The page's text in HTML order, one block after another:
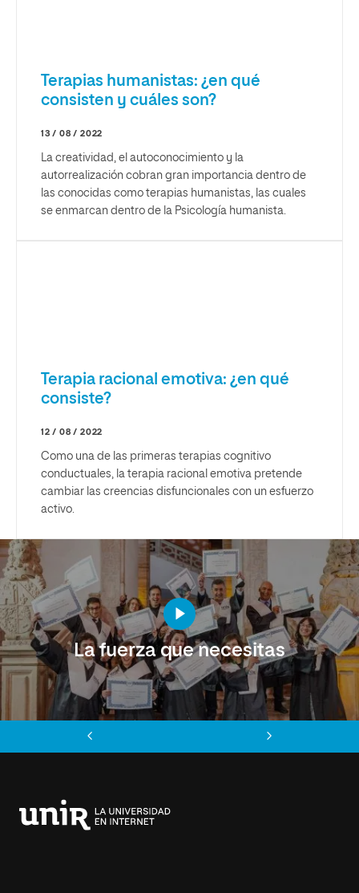
Terapias humanistas: ¿en qué
consisten y cuáles son?
13 / 08 / 2022
La creatividad, el autoconocimiento y la
autorrealización cobran gran importancia dentro de
las conocidas como terapias humanistas, las cuales
se enmarcan dentro de la Psicología humanista.
Terapia racional emotiva: ¿en qué
consiste?
12 / 08 / 2022
Como una de las primeras terapias cognitivo
conductuales, la terapia racional emotiva pretende
cambiar las creencias disfuncionales con un esfuerzo
activo.
La fuerza que necesitas